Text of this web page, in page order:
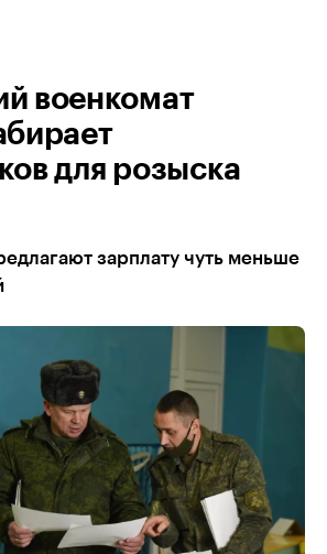
военкомат
для розыска
зарплату чуть меньше